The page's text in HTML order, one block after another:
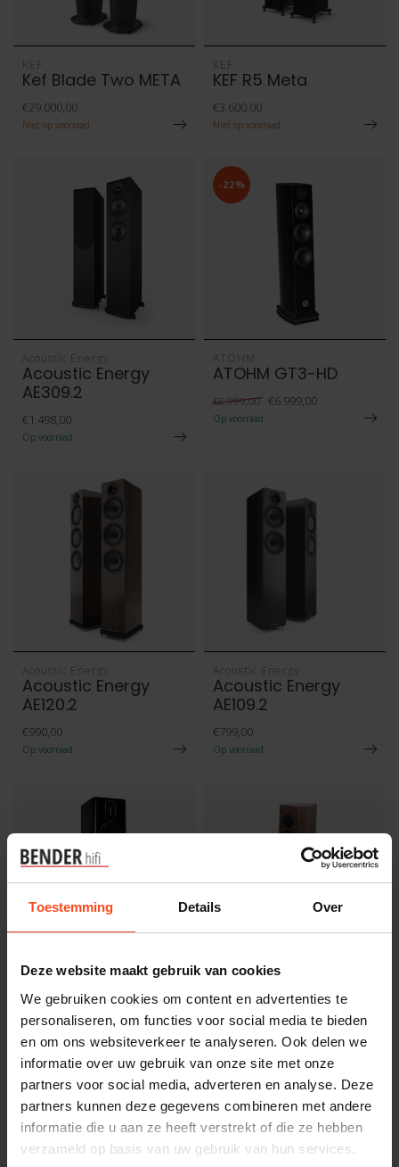
Toestemming Details Over
Deze website maakt gebruik van cookies
We gebruiken cookies om content en advertenties te
personaliseren, om functies voor social media te bieden
en om ons websiteverkeer te analyseren. Ook delen we
informatie over uw gebruik van onze site met onze
partners voor social media, adverteren en analyse. Deze
partners kunnen deze gegevens combineren met andere
informatie die u aan ze heeft verstrekt of die ze hebben
verzameld op basis van uw gebruik van hun services.
KEF
Kef Blade Two META
€29.000,00
Niet op voorraad
KEF
KEF R5 Meta
€3.600,00
Niet op voorraad
Acoustic Energy
Acoustic Energy
AE309.2
€1.498,00
Op voorraad
-22%
ATOHM
ATOHM GT3-HD
€8.999,00 €6.999,00
Op voorraad
Acoustic Energy
Acoustic Energy
AE120.2
€990,00
Op voorraad
Acoustic Energy
Acoustic Energy
AE109.2
€799,00
Op voorraad
Quad REVELA 2
€4.199,00
Niet op voorraad
Driade model 3S+
€8.900,00
Niet op voorraad
-11%